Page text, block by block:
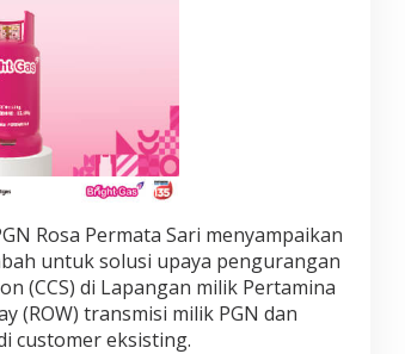
Rosa Permata Sari menyampaikan
untuk solusi upaya pengurangan
(CCS) di Lapangan milik Pertamina
(ROW) transmisi milik PGN dan
customer eksisting.